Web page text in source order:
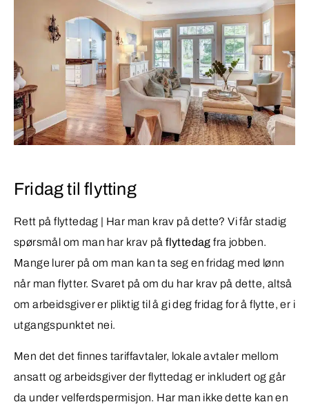
Fridag til flytting
Rett på flyttedag | Har man krav på dette? Vi får stadig
spørsmål om man har krav påflyttedag fra jobben.
Mange lurer på om man kan ta seg en fridag med lønn
når man flytter. Svaret på om du har krav på dette, altså
om arbeidsgiver er pliktig til å gi deg fridag for å flytte, er i
utgangspunktet nei.
Men det det finnes tariffavtaler, lokale avtaler mellom
ansatt og arbeidsgiver der flyttedag er inkludert og går
da under velferdspermisjon. Har man ikke dette kan en